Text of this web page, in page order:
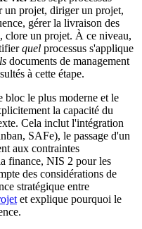
un projet, diriger un projet,
gérer la livraison des
clore un projet. À ce niveau,
quel processus s'applique
documents de management
à cette étape.
bloc le plus moderne et le
la capacité du
Cela inclut l'intégration
SAFe), le passage d'un
aux contraintes
finance, NIS 2 pour les
des considérations de
stratégique entre
et explique pourquoi le